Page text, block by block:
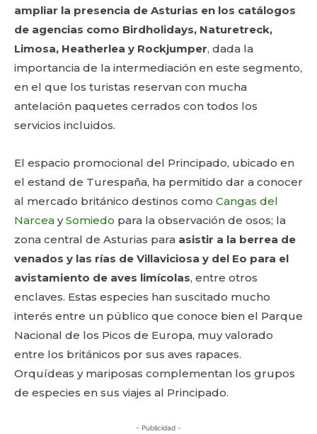
ampliar la presencia de Asturias en los catálogos
de agencias como Birdholidays, Naturetreck,
Limosa, Heatherlea y Rockjumper, dada la
importancia de la intermediación en este segmento,
en el que los turistas reservan con mucha
antelación paquetes cerrados con todos los
servicios incluidos.
El espacio promocional del Principado, ubicado en
el estand de Turespaña, ha permitido dar a conocer
al mercado británico destinos como Cangas del
Narcea ySomiedo para la observación de osos; la
zona central de Asturias para asistir a la berrea de
venados y las rías de Villaviciosa y del Eo para el
avistamiento de aves limícolas, entre otros
enclaves. Estas especies han suscitado mucho
interés entre un público que conoce bien el Parque
Nacional de los Picos de Europa, muy valorado
entre los británicos por sus aves rapaces.
Orquídeas y mariposas complementan los grupos
de especies en sus viajes al Principado.
- Publicidad -